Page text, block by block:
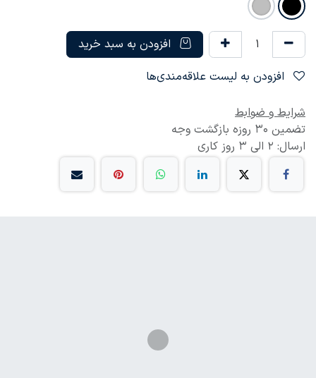
افزودن به سبد خرید
شرایط و ضوابط
تضمین 30 روزه بازگشت وجه
ارسال: 2 الی 3 روز کاری